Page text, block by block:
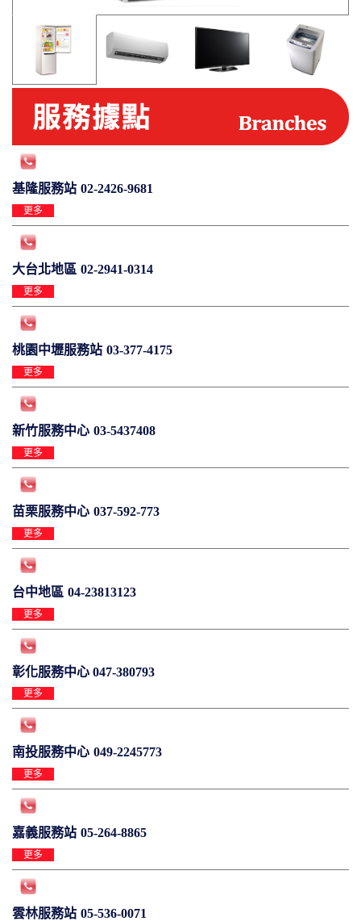
基隆服務站 02-2426-9681
更多
大台北地區 02-2941-0314
更多
桃園中壢服務站 03-377-4175
更多
新竹服務中心 03-5437408
更多
苗栗服務中心 037-592-773
更多
台中地區 04-23813123
更多
彰化服務中心 047-380793
更多
南投服務中心 049-2245773
更多
嘉義服務站 05-264-8865
更多
雲林服務站 05-536-0071